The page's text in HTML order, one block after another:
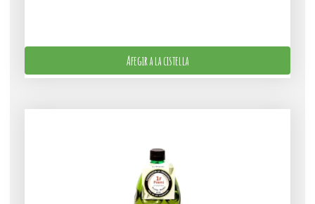
Afegir a la cistella